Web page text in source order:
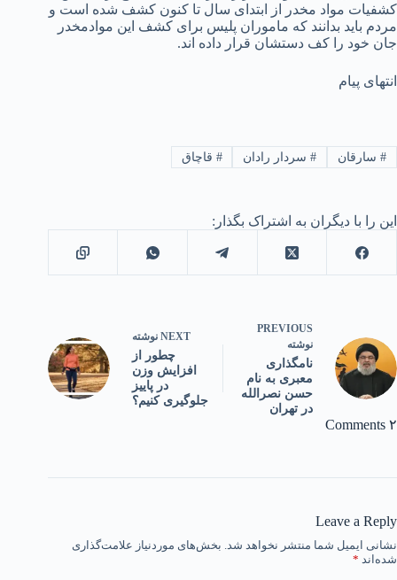
کشفیات مواد مخدر از ابتدای سال تا کنون کشف شده است و
مردم باید بدانند که ماموران پلیس برای کشف این موادمخدر
جان خود را کف دستشان قرار داده اند.
انتهای پیام
#سارقان #سردار رادان # قاچاق
این را با دیگران به اشتراک بگذار:
PREVIOUS
نوشته
نامگذاری
معبری به نام
حسن نصرالله
در تهران
NEXT نوشته
چطور از
افزایش وزن
در پاییز
جلوگیری کنیم؟
۲ Comments
Leave a Reply
نشانی ایمیل شما منتشر نخواهد شد. بخش‌های موردنیاز علامت‌گذاری
شده‌اند *